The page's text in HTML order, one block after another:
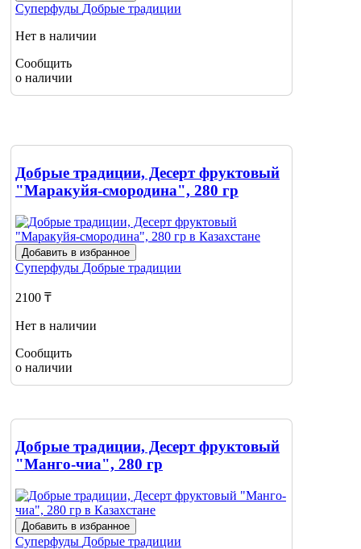
Суперфуды Добрые традиции
Нет в наличии
Сообщить
о наличии
Добрые традиции, Десерт фруктовый
"Маракуйя-смородина", 280 гр
Добавить в избранное
Суперфуды Добрые традиции
2100 ₸
Нет в наличии
Сообщить
о наличии
Добрые традиции, Десерт фруктовый
"Манго-чиа", 280 гр
Добавить в избранное
Суперфуды Добрые традиции